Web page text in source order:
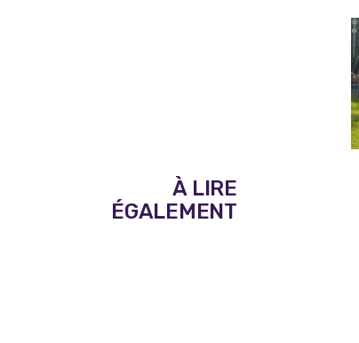
À LIRE
ÉGALEMENT